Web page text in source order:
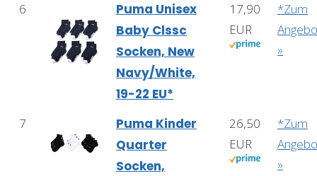
6
Puma Unisex
Baby Clssc
Socken, New
Navy/White,
19-22 EU*
17,90
EUR
*Zum
»
7
Puma Kinder
Quarter
Socken,
26,50
EUR
*Zum
»